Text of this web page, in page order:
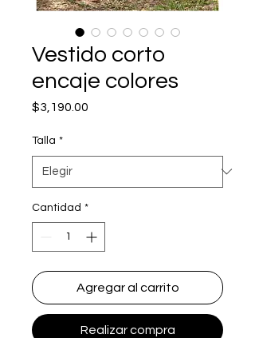
Vestido corto
encaje colores
$3,190.00
Talla *
Cantidad *
Agregar al carrito
Realizar compra